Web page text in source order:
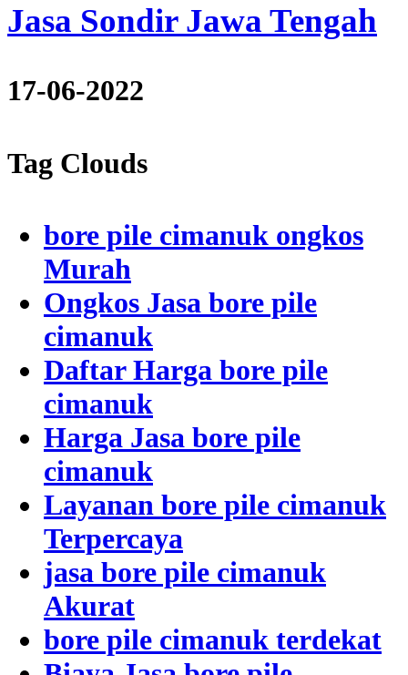
Jasa Sondir Jawa Tengah
17-06-2022
Tag Clouds
bore pile cimanuk ongkos
Murah
Ongkos Jasa bore pile
cimanuk
Daftar Harga bore pile
cimanuk
Harga Jasa bore pile
cimanuk
Layanan bore pile cimanuk
Terpercaya
jasa bore pile cimanuk
Akurat
bore pile cimanuk terdekat